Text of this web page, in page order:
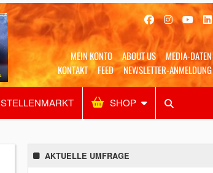
MEIN KONTO ABOUT US
MEDIA-DATEN
KONTAKT
FEED NEWSLETTER-ANMELDUNG
STELLENMARKT SHOP
Alles Shop SUCHEN
AKTUELLE UMFRAGE